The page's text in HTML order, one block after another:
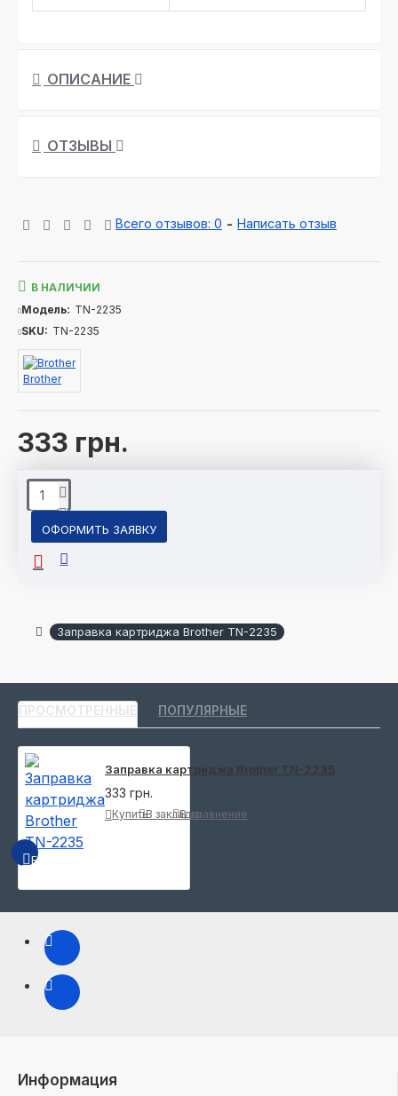
ОПИСАНИЕ
ОТЗЫВЫ
Всего отзывов: 0 - Написать отзыв
333 грн.
В НАЛИЧИИ
Модель: TN-2235
SKU: TN-2235
Brother
ОФОРМИТЬ ЗАЯВКУ
Заправка картриджа Brother TN-2235
ПРОСМОТРЕННЫЕ ПОПУЛЯРНЫЕ
БЫСТРЫЙ ПРОСМОТР
Заправка картриджа Brother TN-2235
333 грн.
КупитьВ закладкиВ сравнение
Информация